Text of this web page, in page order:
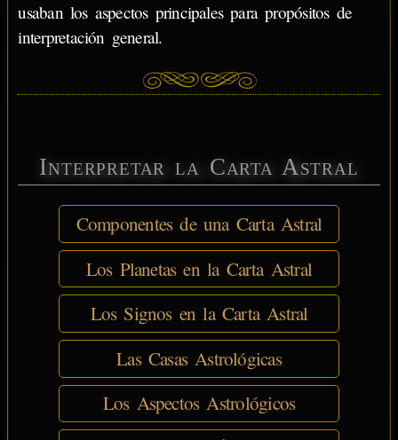
usaban los aspectos principales para propósitos de
interpretación general.
Interpretar la Carta Astral
Componentes de una Carta Astral
Los Planetas en la Carta Astral
Los Signos en la Carta Astral
Las Casas Astrológicas
Los Aspectos Astrológicos